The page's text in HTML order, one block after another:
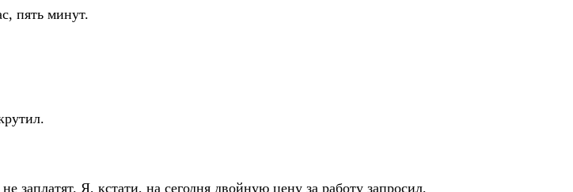
пять минут.
заплатят. Я, кстати, на сегодня двойную цену за работу запросил,